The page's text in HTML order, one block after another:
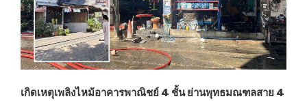
เกิดเหตุเพลิงไหม้อาคารพาณิชย์ 4 ชั้น ย่านพุทธมณฑลสาย 4